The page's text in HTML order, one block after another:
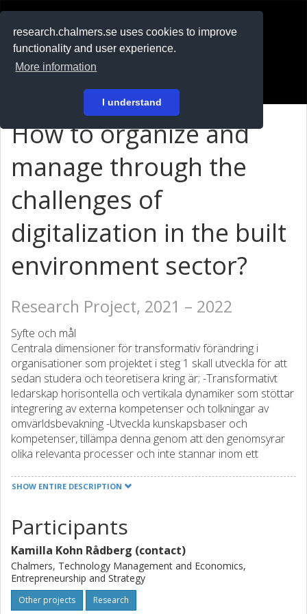
research.chalmers.se uses cookies to improve
functionality and user experience.
More information
I understand
På svenska
How to organize and
manage through the
challenges of
digitalization in the built
environment sector?
Research Project, 2021 – 2022
Syfte och mål
Centrala dimensioner för transformativ förändring i
organisationer som projektet i steg 1 skall utveckla för att
sedan studera och teoretisera kring är; -Transformativt
ledarskap horisontella och vertikala dynamiker som stöttar
integrering av externa kompetenser och tolkningar av
omvärldsbevakning -Utveckla kunskapsbaser och
kompetenser, tillämpa denna genom att den genomsyrar
olika relevanta processer och inte stannar inom ett
agerade på den nya kunskapen möjliggörs.
Medverkande behovsägare i detta projektförslag är
Chalmers, Zynka Group och Gabriellii Development AB.
Härmed säkerställer vi att nå ett flertal aktörer på ett
omfattande sätt i vidareutveckling av kunskap om
transformativ förändring, såväl teoretiskt som praktiskt.
Planerat upplägg och genomförande
SHOW ENTIRE DESCRIPTION
Participants
Kamilla Kohn Rådberg (contact)
Chalmers, Technology Management and Economics,
Entrepreneurship and Strategy
Other projects Research